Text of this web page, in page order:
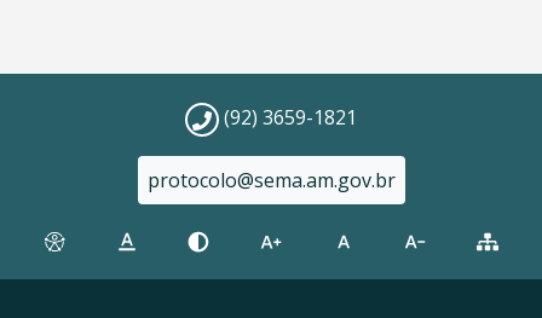
(92) 3659-1821
protocolo@sema.am.gov.br